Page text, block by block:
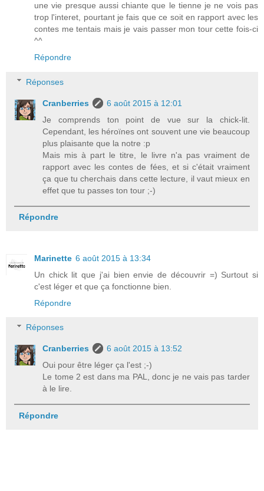
une vie presque aussi chiante que le tienne je ne vois pas
trop l'interet, pourtant je fais que ce soit en rapport avec les
contes me tentais mais je vais passer mon tour cette fois-ci
^^
Répondre
Réponses
Cranberries
6 août 2015 à 12:01
Je comprends ton point de vue sur la chick-lit.
Cependant, les héroïnes ont souvent une vie beaucoup
plus plaisante que la notre :p
Mais mis à part le titre, le livre n'a pas vraiment de
rapport avec les contes de fées, et si c'était vraiment
ça que tu cherchais dans cette lecture, il vaut mieux en
effet que tu passes ton tour ;-)
Répondre
Marinette 6 août 2015 à 13:34
Un chick lit que j'ai bien envie de découvrir =) Surtout si
c'est léger et que ça fonctionne bien.
Répondre
Réponses
Cranberries
6 août 2015 à 13:52
Oui pour être léger ça l'est ;-)
Le tome 2 est dans ma PAL, donc je ne vais pas tarder
à le lire.
Répondre